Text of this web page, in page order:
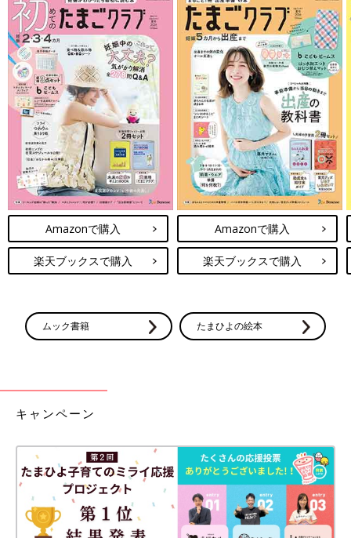
Amazonで購入
楽天ブックスで購入
Amazonで購入
楽天ブックスで購入
ムック書籍 たまひよの絵本
キャンペーン